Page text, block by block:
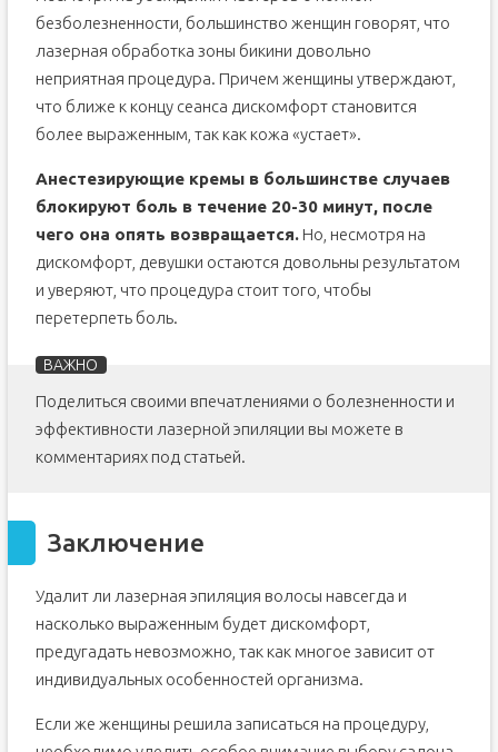
безболезненности, большинство женщин говорят, что
лазерная обработка зоны бикини довольно
неприятная процедура. Причем женщины утверждают,
что ближе к концу сеанса дискомфорт становится
более выраженным, так как кожа «устает».
Анестезирующие кремы в большинстве случаев
блокируют боль в течение 20-30 минут, после
чего она опять возвращается.Но, несмотря на
дискомфорт, девушки остаются довольны результатом
и уверяют, что процедура стоит того, чтобы
перетерпеть боль.
Поделиться своими впечатлениями о болезненности и
эффективности лазерной эпиляции вы можете в
комментариях под статьей.
Заключение
Удалит ли лазерная эпиляция волосы навсегда и
насколько выраженным будет дискомфорт,
предугадать невозможно, так как многое зависит от
индивидуальных особенностей организма.
Если же женщины решила записаться на процедуру,